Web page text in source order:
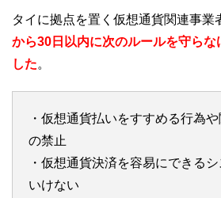
タイに拠点を置く仮想通貨関連事業
から30日以内に次のルールを守らな
した。
・仮想通貨払いをすすめる行為
の禁止
・仮想通貨決済を容易にできる
いけない